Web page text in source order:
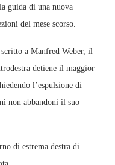
guida di una nuova
del mese scorso.
a Manfred Weber, il
detiene il maggior
l’espulsione di
non abbandoni il suo
di estrema destra di